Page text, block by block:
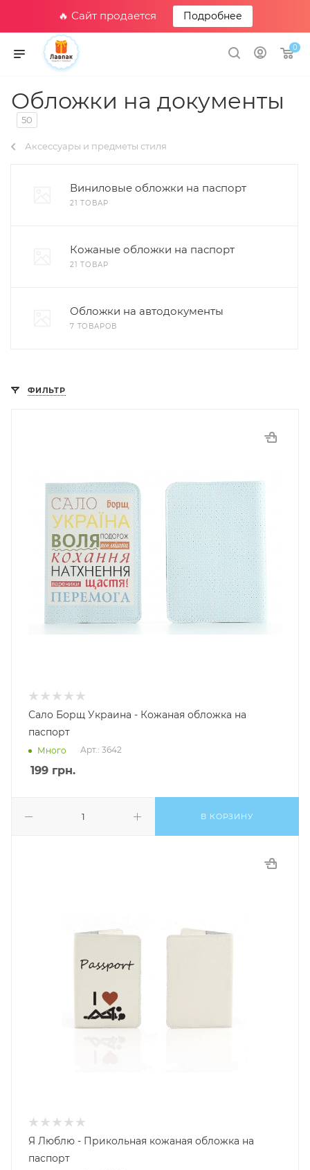
🔥 Сайт продается Подробнее
0
Обложки на документы
50
Аксессуары и предметы стиля
Виниловые обложки на паспорт
21 ТОВАР
Кожаные обложки на паспорт
21 ТОВАР
Обложки на автодокументы
7 ТОВАРОВ
ФИЛЬТР
Сало Борщ Украина - Кожаная обложка на
паспорт
Много Арт.: 3642
199 грн.
В КОРЗИНУ
Я Люблю - Прикольная кожаная обложка на
паспорт